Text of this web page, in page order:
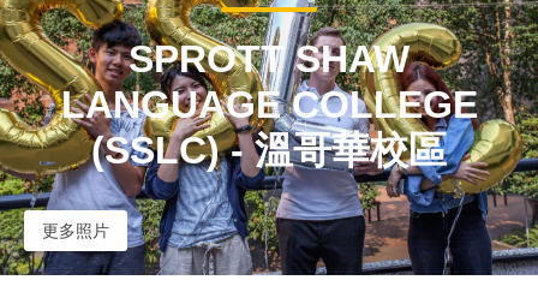
SPROTT SHAW
LANGUAGE COLLEGE
(SSLC) - 溫哥華校區
更多照片